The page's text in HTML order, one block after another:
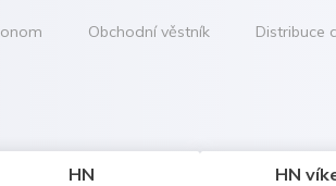
Obchodní věstník Distribuce
HN HN